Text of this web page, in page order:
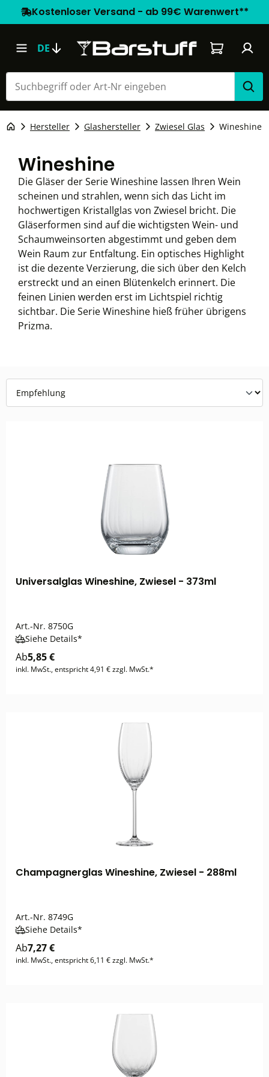
Kostenloser Versand - ab 99€ Warenwert**
DE Warenkorb
Hersteller Glashersteller Zwiesel Glas Wineshine
Wineshine
Die Gläser der Serie Wineshine lassen Ihren Wein
scheinen und strahlen, wenn sich das Licht im
hochwertigen Kristallglas von Zwiesel bricht. Die
Gläserformen sind auf die wichtigsten Wein- und
Schaumweinsorten abgestimmt und geben dem
Wein Raum zur Entfaltung. Ein optisches Highlight
ist die dezente Verzierung, die sich über den Kelch
erstreckt und an einen Blütenkelch erinnert. Die
feinen Linien werden erst im Lichtspiel richtig
sichtbar. Die Serie Wineshine hieß früher übrigens
Prizma.
Universalglas Wineshine, Zwiesel - 373ml
Art.-Nr. 8750G
Siehe Details*
Ab5,85 €
inkl. MwSt., entspricht 4,91 € zzgl. MwSt.*
Champagnerglas Wineshine, Zwiesel - 288ml
Art.-Nr. 8749G
Siehe Details*
Ab7,27 €
inkl. MwSt., entspricht 6,11 € zzgl. MwSt.*